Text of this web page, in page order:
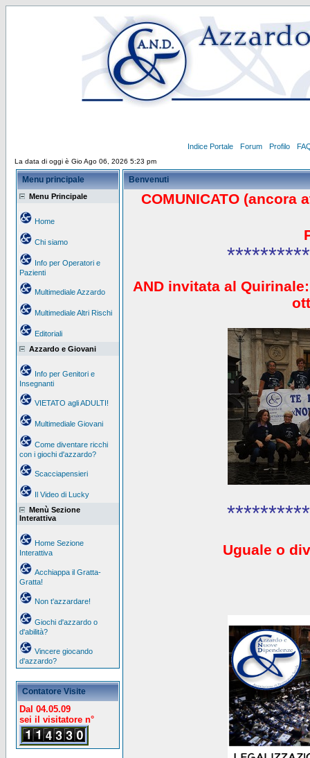
Indice Portale Forum Profilo
La data di oggi è Gio Ago 06, 2026 5:23 pm
Menu principale
Menu Principale
Home
Chi siamo
Info per Operatori e
Pazienti
Multimediale Azzardo
Multimediale Altri Rischi
Editoriali
Azzardo e Giovani
Info per Genitori e
Insegnanti
VIETATO agli ADULTI!
Multimediale Giovani
Come diventare ricchi
con i giochi d'azzardo?
Scacciapensieri
Il Video di Lucky
Menù Sezione
Interattiva
Home Sezione
Interattiva
Acchiappa il Gratta-
Gratta!
Non t'azzardare!
Giochi d'azzardo o
d'abilità?
Vincere giocando
d'azzardo?
Contatore Visite
Dal 04.05.09
sei il visitatore n°
Benvenuti
COMUNICATO (ancora
AND invitata al
Uguale o